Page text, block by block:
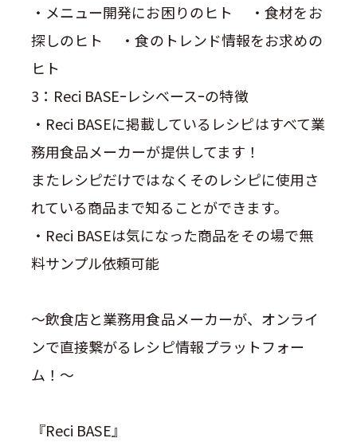
・メニュー開発にお困りのヒト ・食材をお
探しのヒト ・食のトレンド情報をお求めの
ヒト
3：Reci BASEｰレシベースｰの特徴
・Reci BASEに掲載しているレシピはすべて業
務用食品メーカーが提供してます！
またレシピだけではなくそのレシピに使用さ
れている商品まで知ることができます。
・Reci BASEは気になった商品をその場で無
料サンプル依頼可能
～飲食店と業務用食品メーカーが、オンライ
ンで直接繋がるレシピ情報プラットフォー
ム！～
『Reci BASE』